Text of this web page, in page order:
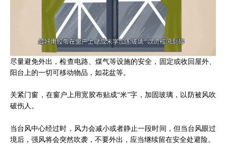
尽量避免外出，检查电路、煤气等设施的安全，固定或收回屋外、
阳台上的一切可移动物品，如花盆等。
关紧门窗，在窗户上用宽胶布贴成“米”字，加固玻璃，以防被风吹
破伤人。
当台风中心经过时，风力会减小或者静止一段时间，但当台风眼过
境后，强风将会突然吹袭，不要外出，应当继续留在安全处避险。